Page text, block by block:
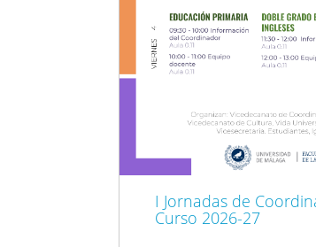
I Jornadas de
Curso 2026-27